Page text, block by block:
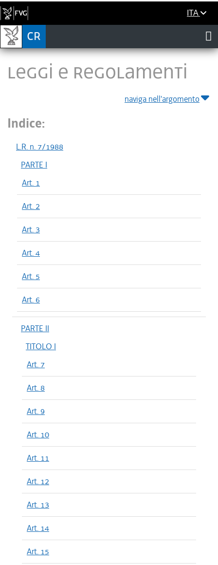
ITA
LEGGI E REGOLAMENTI
naviga nell'argomento
Indice:
L.R. n. 7/1988
PARTE I
Art. 1
Art. 2
Art. 3
Art. 4
Art. 5
Art. 6
PARTE II
TITOLO I
Art. 7
Art. 8
Art. 9
Art. 10
Art. 11
Art. 12
Art. 13
Art. 14
Art. 15